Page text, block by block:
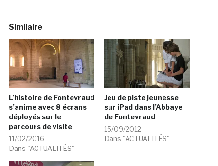
Similaire
L’histoire de Fontevraud
s’anime avec 8 écrans
déployés sur le
parcours de visite
11/02/2016
Dans "ACTUALITÉS"
Jeu de piste jeunesse
sur iPad dans l’Abbaye
de Fontevraud
15/09/2012
Dans "ACTUALITÉS"